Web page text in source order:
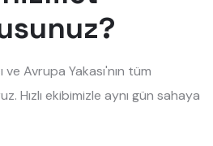
Avrupa Yakası'nın tüm
Hızlı ekibimizle aynı gün sahaya